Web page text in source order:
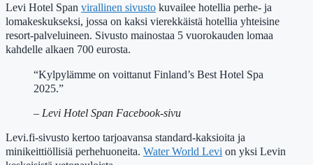
Levi Hotel Span virallinen sivusto kuvailee hotellia perhe- ja
lomakeskukseksi, jossa on kaksi vierekkäistä hotellia yhteisine
resort-palveluineen. Sivusto mainostaa 5 vuorokauden lomaa
kahdelle alkaen 700 eurosta.
“Kylpylämme on voittanut Finland’s Best Hotel Spa
2025.”
– Levi Hotel Span Facebook-sivu
Levi.fi-sivusto kertoo tarjoavansa standard-kaksioita ja
minikeittiöllisiä perhehuoneita. Water World Levi on yksi Levin